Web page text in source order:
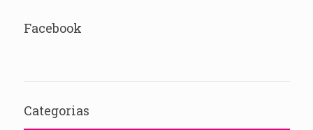
Facebook
Categorias